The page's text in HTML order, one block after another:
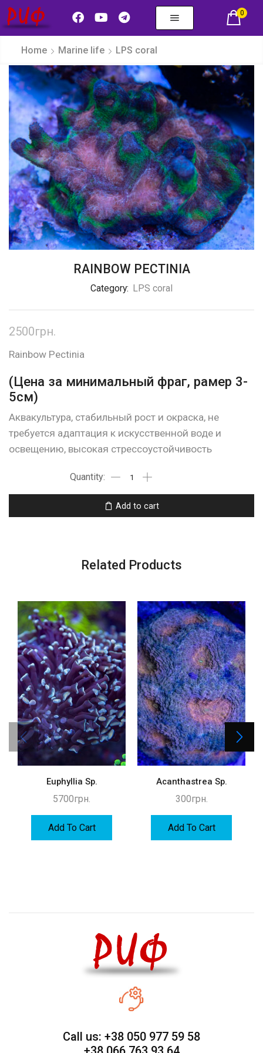
0
Home Marine life LPS coral
RAINBOW PECTINIA
Category: LPS coral
2500грн.
Rainbow Pectinia
(Цена за минимальный фраг, рамер 3-
5см)
Аквакультура, стабильный рост и окраска, не
требуется адаптация к искусственной воде и
освещению, высокая стрессоустойчивость
Add to cart
Related Products
Euphyllia Sp.
5700грн.
Add To Cart
Acanthastrea Sp.
300грн.
Add To Cart
Call us: +38 050 977 59 58